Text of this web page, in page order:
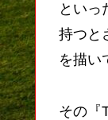
といっ
持つと
を描い
その『